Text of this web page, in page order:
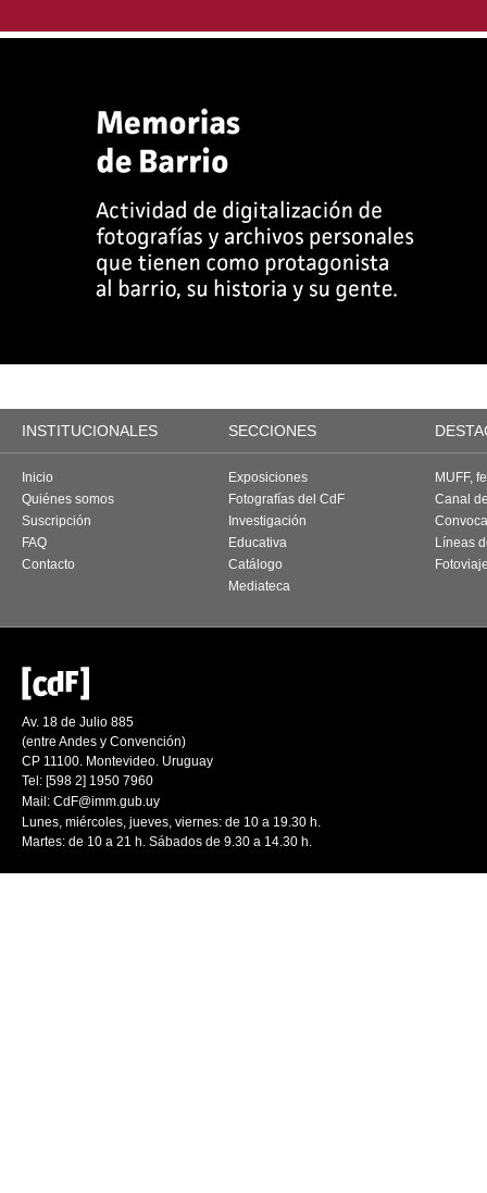
INSTITUCIONALES SECCIONES
Inicio
Quiénes somos
Suscripción
FAQ
Contacto
Exposiciones
Fotografías del CdF
Investigación
Educativa
Catálogo
Mediateca
MUFF,
Canal
Líneas
Av. 18 de Julio 885
(entre Andes y Convención)
CP 11100. Montevideo. Uruguay
Tel: [598 2] 1950 7960
Mail: CdF@imm.gub.uy
Lunes, miércoles, jueves, viernes: de 10 a 19.30 h.
Martes: de 10 a 21 h. Sábados de 9.30 a 14.30 h.